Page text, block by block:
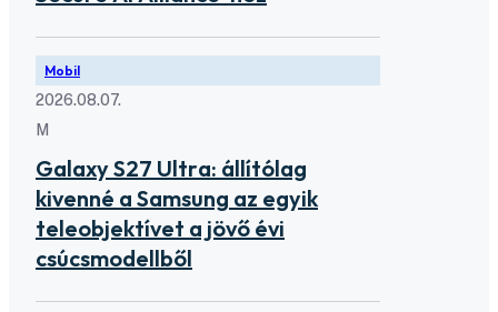
Mobil
2026.08.07.
M
Galaxy S27 Ultra: állítólag
kivenné a Samsung az egyik
teleobjektívet a jövő évi
csúcsmodellből